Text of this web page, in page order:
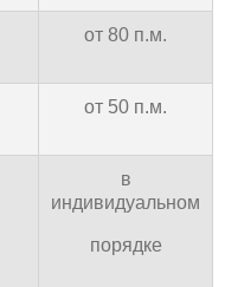
от 80 п.м.
от 50 п.м.
в
индивидуальном
порядке